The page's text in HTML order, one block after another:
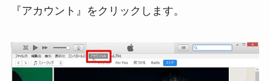
『アカウント』をクリックします。